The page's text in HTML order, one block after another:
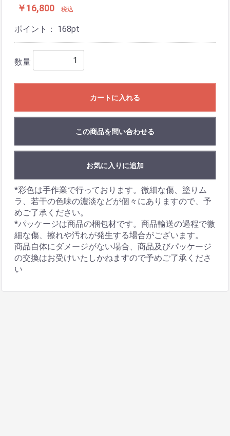
￥16,800 税込
ポイント： 168pt
数量
カートに入れる
この商品を問い合わせる
お気に入りに追加
*彩色は手作業で行っております。微細な傷、塗りム
ラ、若干の色味の濃淡などが個々にありますので、予
めご了承ください。
*パッケージは商品の梱包材です。商品輸送の過程で微
細な傷、擦れや汚れが発生する場合がございます。
商品自体にダメージがない場合、商品及びパッケージ
の交換はお受けいたしかねますので予めご了承くださ
い